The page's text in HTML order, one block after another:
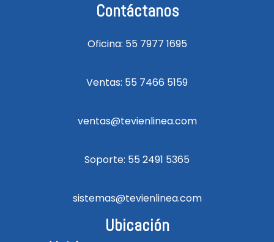
Contáctanos
Oficina: 55 7977 1695
Ventas: 55 7466 5159
ventas@tevienlinea.com
Soporte: 55 2491 5365
sistemas@tevienlinea.com
Ubicación